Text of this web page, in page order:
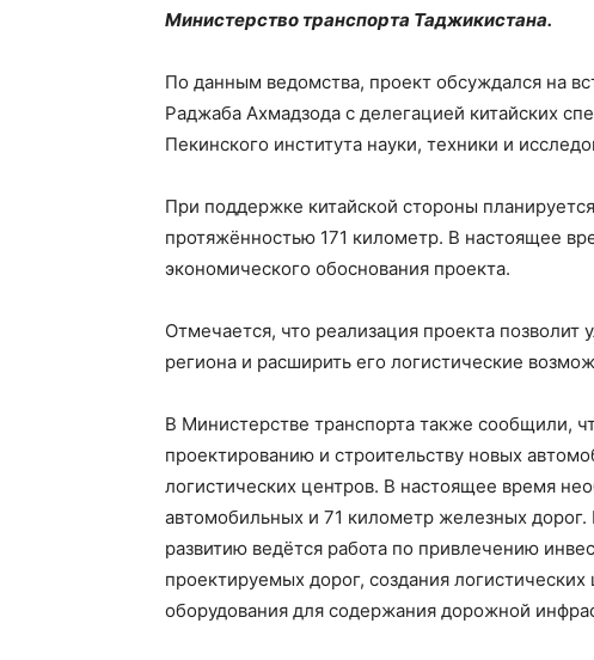
Министерство транспорта Таджикистана.
По данным ведомства, проект обсуждался на
Раджаба Ахмадзода с делегацией китайских
Пекинского института науки, техники и
При поддержке китайской стороны
протяжённостью 171 километр. В настоящее
экономического обоснования проекта.
Отмечается, что реализация проекта позволит
региона и расширить его логистические
В Министерстве транспорта также сообщили,
проектированию и строительству новых
логистических центров. В настоящее время
автомобильных и 71 километр железных
развитию ведётся работа по привлечению
проектируемых дорог, создания
оборудования для содержания дорожной